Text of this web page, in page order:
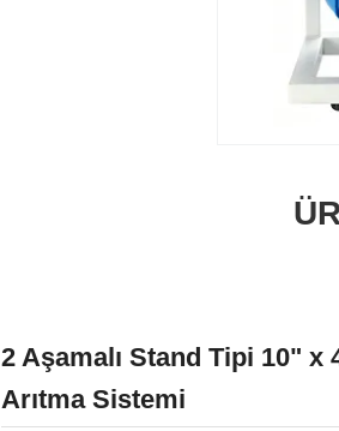
2 Aşamalı Stand Tipi 10" x
Arıtma Sistemi